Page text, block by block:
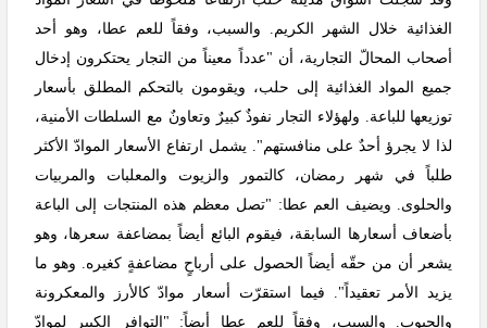
الغذائية خلال الشهر الكريم. والسبب، وفقاً للعم عطا، وهو أحد
أصحاب المحالّ التجارية، أن "عدداً معيناً من التجار يحتكرون إدخال
جميع المواد الغذائية إلى حلب، ويقومون بالتحكم المطلق بأسعار
توزيعها للباعة. ولهؤلاء التجار نفوذٌ كبيرٌ وتعاونٌ مع السلطات الأمنية،
لذا لا يجرؤ أحدٌ على منافستهم". يشمل ارتفاع الأسعار الموادّ الأكثر
طلباً في شهر رمضان، كالتمور والزيوت والمعلبات والمربيات
والحلوى. ويضيف العم عطا: "تصل معظم هذه المنتجات إلى الباعة
بأضعاف أسعارها السابقة، فيقوم البائع أيضاً بمضاعفة سعرها، وهو
يشعر أن من حقّه أيضاً الحصول على أرباحٍ مضاعفةٍ كغيره. وهو ما
يزيد الأمر تعقيداً". فيما استقرّت أسعار موادّ كالأرز والمعكرونة
والحبوب. والسبب، وفقاً للعم عطا أيضاً: "التوافر الكبير لموادّ